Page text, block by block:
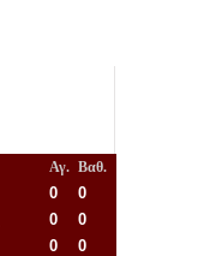
Αγ. Βαθ.
0
0
0
0
0
0